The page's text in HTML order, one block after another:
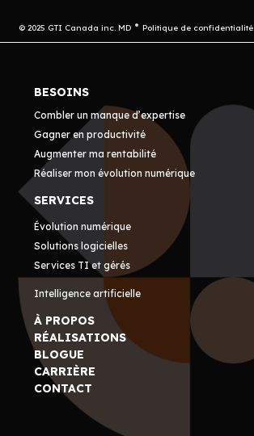
© 2025 GTI Canada inc. MD Politique de confidentialité
BESOINS
Combler un manque d’expertise
Gagner en productivité
Augmenter ma rentabilité
Réaliser mon évolution numérique
SERVICES
Évolution numérique
Solutions logicielles
Services TI et gérés
Intelligence artificielle
À PROPOS
RÉALISATIONS
BLOGUE
CARRIÈRE
CONTACT